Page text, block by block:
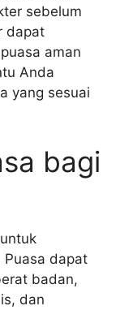
sebelum
dapat
aman
Anda
yang sesuai
bagi
Puasa dapat
badan,
dan